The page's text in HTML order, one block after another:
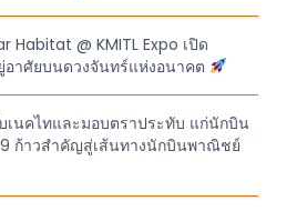
Habitat @ KMITL Expo เปิด
าศัยบนดวงจันทร์แห่งอนาคต
เนคไทและมอบตราประทับ แก่นักบิน
ก้าวสำคัญสู่เส้นทางนักบินพาณิชย์